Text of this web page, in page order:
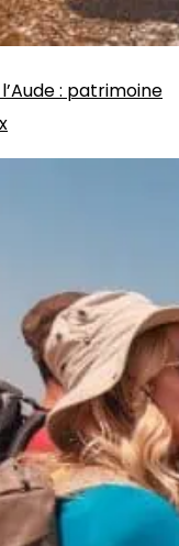
: patrimoine